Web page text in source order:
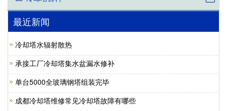
最近新闻
冷却塔水辐射散热
承接工厂冷却塔集水盆漏水修补
单台5000全玻璃钢塔组装完毕
成都冷却塔维修常见冷却塔故障有哪些